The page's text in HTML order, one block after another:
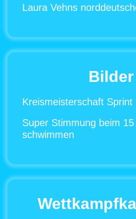
Laura Vehns
Bilder
Kreismeisterschaft Sprint
Super Stimmung beim
schwimmen